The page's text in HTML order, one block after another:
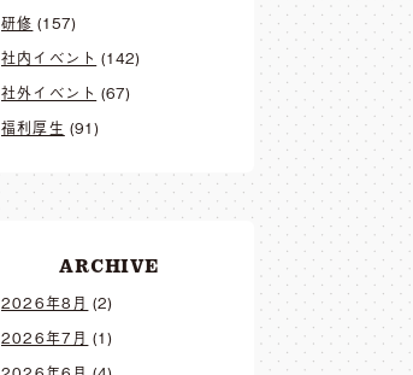
研修 (157)
社内イベント (142)
社外イベント (67)
福利厚生 (91)
ARCHIVE
2026年8月 (2)
2026年7月 (1)